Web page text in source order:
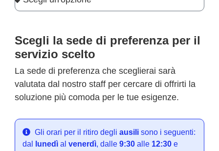
Scegli la sede di preferenza per il
servizio scelto
La sede di preferenza che sceglierai sarà
valutata dal nostro staff per cercare di offrirti la
soluzione più comoda per le tue esigenze.
Gli orari per il ritiro degli ausili sono i seguenti:
dal
lunedì al venerdì, dalle 9:30 alle 12:30 e